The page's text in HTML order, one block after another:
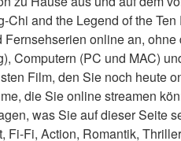
Chi and the Legend of the
online an,
Computern (PC und MAC)
Film, den Sie noch heute
die Sie online streamen
was Sie auf dieser Seite
Fi-Fi, Action, Romantik,